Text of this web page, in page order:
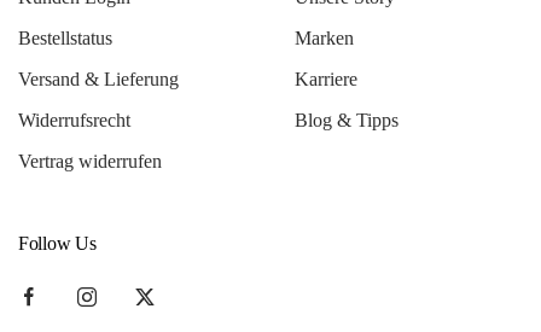
Bestellstatus
Versand & Lieferung
Widerrufsrecht
Vertrag widerrufen
Marken
Karriere
Blog & Tipps
Follow Us